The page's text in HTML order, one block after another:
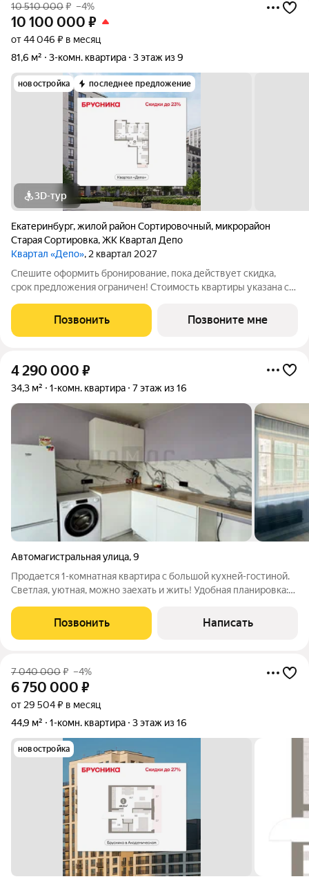
10 510 000₽ –4%
10 100 000 ₽
от 44 046 ₽ в месяц
81,6 м²
3-комн. квартира 3 этаж из 9
новостройка последнее предложение
3D-тур
Екатеринбург,жилой район Сортировочный, микрорайон
Старая Сортировка,ЖК Квартал Депо
Квартал «Депо», 2 квартал 2027
Спешите оформить бронирование, пока действует скидка,
срок предложения ограничен! Стоимость квартиры указана со
вам все подробно расскажем. 3-комн. квартира с
предчистовой отделкой в Квартал
Позвонить Позвоните мне
4 290 000 ₽
34,3 м² 1-комн. квартира 7 этаж из 16
Автомагистральная улица,9
Продается 1-комнатная квартира с большой кухней-гостиной.
Светлая, уютная, можно заехать и жить! Удобная планировка:
дополнительное пространство для отдыха или хранения. Из
окон открывается
Позвонить Написать
7 040 000₽ –4%
6 750 000 ₽
от 29 504 ₽ в месяц
44,9 м²
1-комн. квартира 3 этаж из 16
новостройка